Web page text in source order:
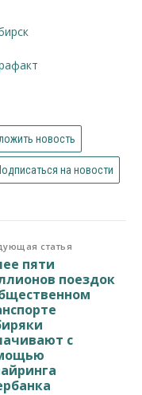
новость
на новости
статья
пяти
поездок
с